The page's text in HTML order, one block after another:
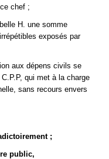
chef ;
H. une somme
exposés par
aux dépens civils se
qui met à la charge
sans recours envers
;
public,